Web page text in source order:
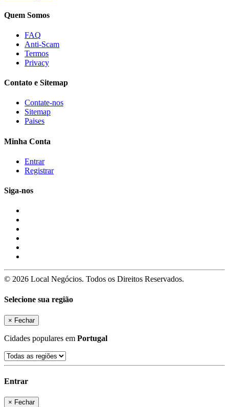
Quem Somos
FAQ
Anti-Scam
Termos
Privacy
Contato e Sitemap
Contate-nos
Sitemap
Paises
Minha Conta
Entrar
Registrar
Siga-nos
© 2026 Local Negócios. Todos os Direitos Reservados.
Selecione sua região
× Fechar
Cidades populares em Portugal
Entrar
× Fechar